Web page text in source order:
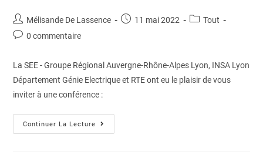
Mélisande De Lassence 11 mai 2022
Tout
0 commentaire
La SEE - Groupe Régional Auvergne-Rhône-Alpes Lyon, INSA Lyon
Département Génie Electrique et RTE ont eu le plaisir de vous
inviter à une conférence :
Continuer La Lecture